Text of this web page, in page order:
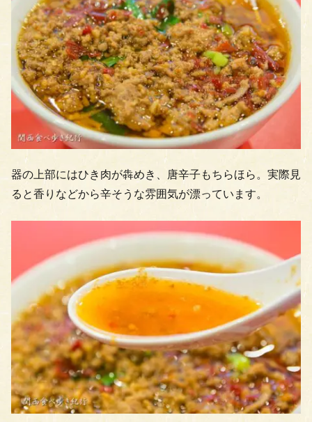
器の上部にはひき肉が犇めき、唐辛子もちらほら。実際見
ると香りなどから辛そうな雰囲気が漂っています。